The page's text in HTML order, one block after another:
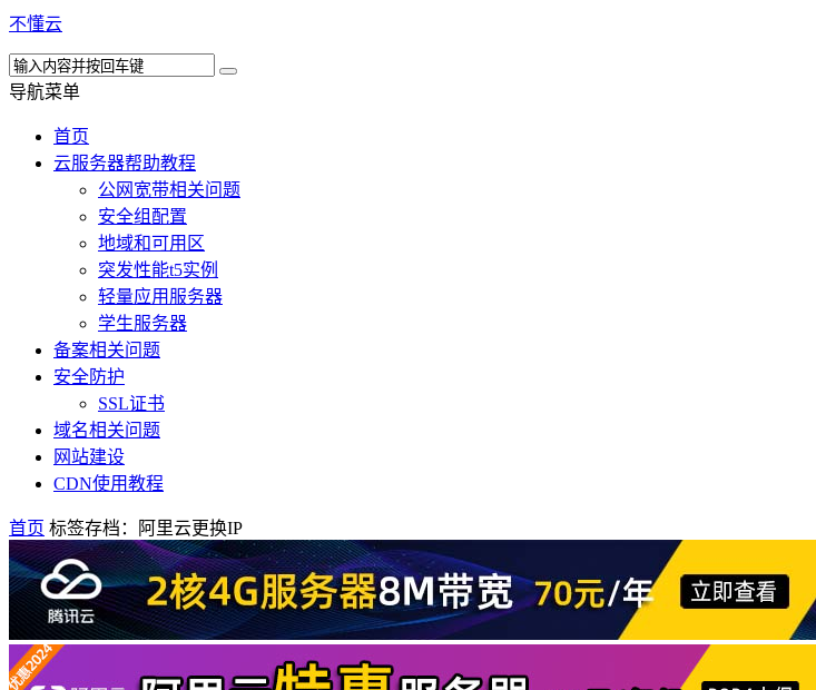
不懂云
导航菜单
首页
云服务器帮助教程
公网宽带相关问题
安全组配置
地域和可用区
突发性能t5实例
轻量应用服务器
学生服务器
备案相关问题
安全防护
SSL证书
域名相关问题
网站建设
CDN使用教程
首页 标签存档：阿里云更换IP